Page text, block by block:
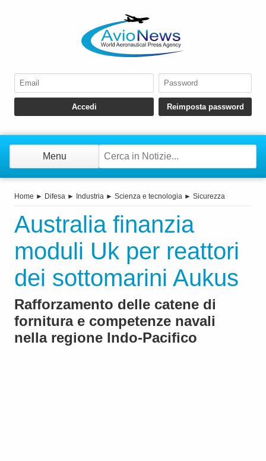
Menu
Home ► Difesa ► Industria ► Scienza e tecnologia ► Sicurezza
Australia finanzia
moduli Uk per reattori
dei sottomarini Aukus
Rafforzamento delle catene di
fornitura e competenze navali
nella regione Indo‑Pacifico